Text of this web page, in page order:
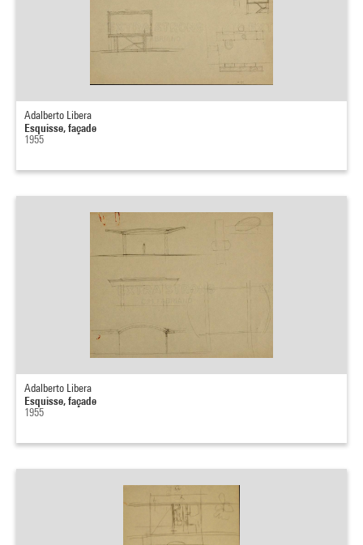
Adalberto Libera
Esquisse, façade
1955
Adalberto Libera
Esquisse, façade
1955